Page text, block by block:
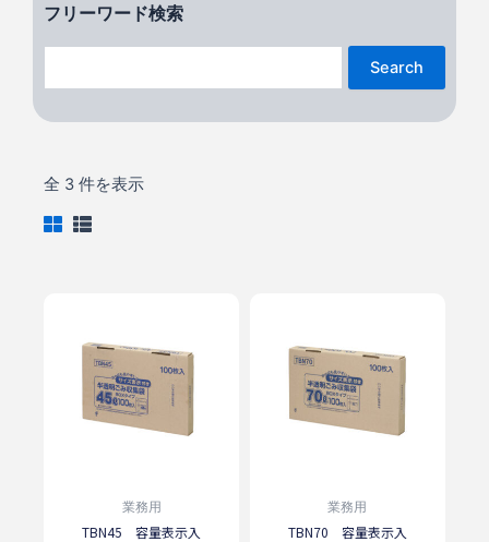
フリーワード検索
Search
全 3 件を表示
業務用
TBN45 容量表示入
業務用
TBN70 容量表示入